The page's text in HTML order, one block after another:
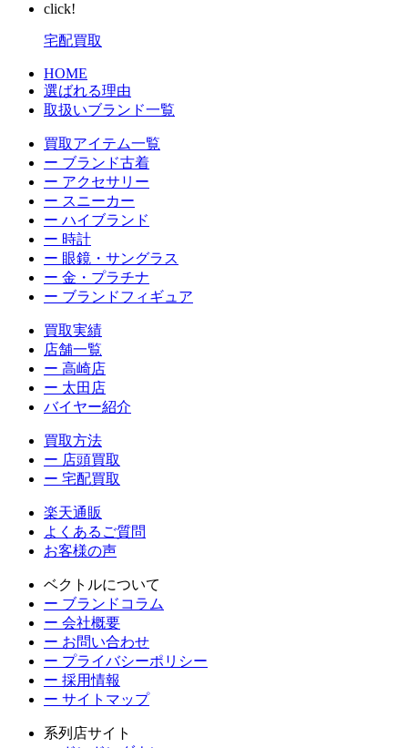
click!
宅配買取
HOME
選ばれる理由
取扱いブランド一覧
買取アイテム一覧
ー ブランド古着
ー アクセサリー
ー スニーカー
ー ハイブランド
ー 時計
ー 眼鏡・サングラス
ー 金・プラチナ
ー ブランドフィギュア
買取実績
店舗一覧
ー 高崎店
ー 太田店
バイヤー紹介
買取方法
ー 店頭買取
ー 宅配買取
楽天通販
よくあるご質問
お客様の声
ベクトルについて
ー ブランドコラム
ー 会社概要
ー お問い合わせ
ー プライバシーポリシー
ー 採用情報
ー サイトマップ
系列店サイト